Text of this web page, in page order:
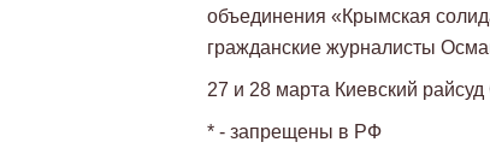
объединения «Крымская
гражданские журналисты
27 и 28 марта Киевский
* - запрещены в РФ